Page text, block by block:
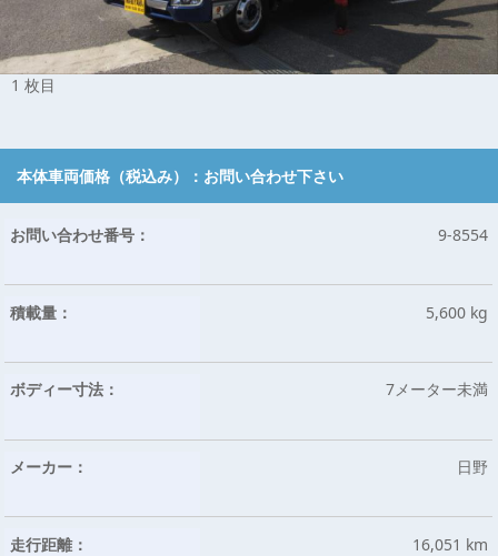
1 枚目
本体車両価格（税込み）： お問い合わせ下さい
お問い合わせ番号： 9-8554
積載量： 5,600 kg
ボディー寸法： 7メーター未満
メーカー： 日野
走行距離： 16,051 km